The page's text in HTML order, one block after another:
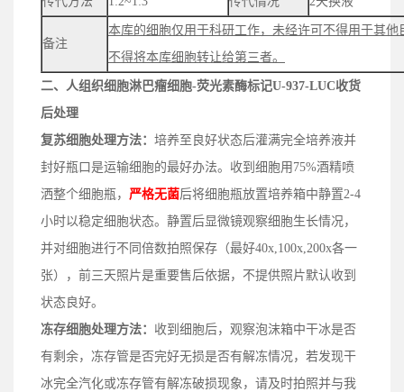
备注
本库的细胞仅用于科研工作，未经许可不得用于其他
不得将本库细胞转让给第三者。
二、 人组织细胞淋巴瘤细胞-荧光素酶标记U-937-LUC收货
后处理
复苏细胞处理方法： 培养至良好状态后灌满完全培养液并
封好瓶口是运输细胞的最好办法。收到细胞用75%酒精喷
洒整个细胞瓶， 严格无菌后将细胞瓶放置培养箱中静置2-4
小时以稳定细胞状态。 静置后显微镜观察细胞生长情况，
并对细胞进行不同倍数拍照保存（最好40x,100x,200x各一
张）
， 前三天照片是重要售后依据，不提供照片默认收到
状态良好。
冻存细胞处理方法： 收到细胞后，观察泡沫箱中干冰是否
有剩余，冻存管是否完好无损是否有解冻情况，若发现干
冰完全汽化或冻存管有解冻破损现象，请及时拍照并与我